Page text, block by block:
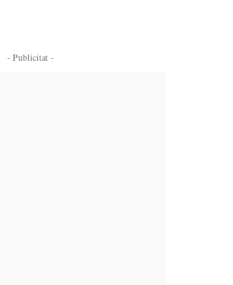
- Publicitat -